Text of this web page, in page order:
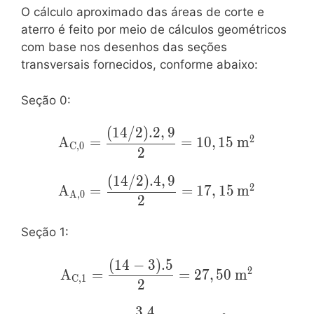
O cálculo aproximado das áreas de corte e
aterro é feito por meio de cálculos geométricos
com base nos desenhos das seções
transversais fornecidos, conforme abaixo:
Seção 0:
\mathrm{A_{C,0}=\dfrac{(14/
{2}=10,15\:m^2}
AC,0 =
2
(14/2).2, 9
= 10, 15 m2
\mathrm{A_{A,0}=\dfrac{(14/
{2}=17,15\:m^2}
AA,0 =
2
(14/2).4, 9
= 17, 15 m2
Seção 1:
\mathrm{A_{C,1}=\dfrac{(14-
3).5}{2}=27,50\:m^2}
AC,1 =
2
(14 − 3).5
= 27, 50 m2